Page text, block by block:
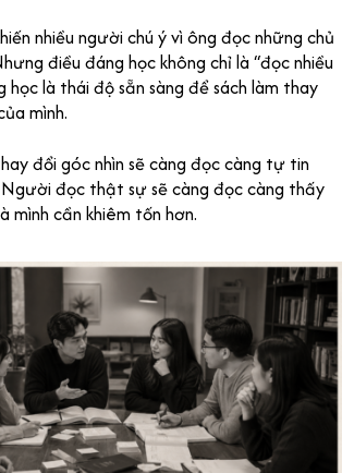
nhiều người chú ý vì ông đọc những chủ
điều đáng học không chỉ là “đọc nhiều
học là thái độ sẵn sàng để sách làm thay
mình.
đổi góc nhìn sẽ càng đọc càng tự tin
Người đọc thật sự sẽ càng đọc càng thấy
mình cần khiêm tốn hơn.